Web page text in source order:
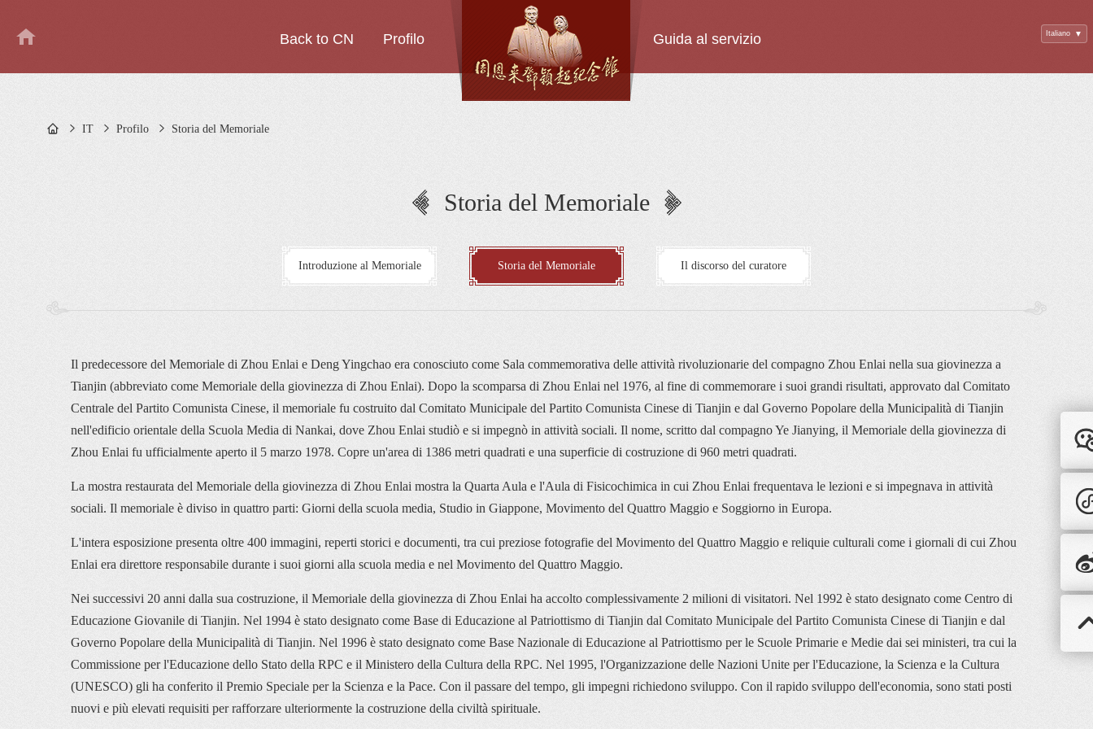
Italiano ▼
Back to CN Profilo Guida al servizio
IT Profilo Storia del Memoriale
Storia del Memoriale
Introduzione al Memoriale Storia del Memoriale Il discorso del curatore
Il predecessore del Memoriale di Zhou Enlai e Deng Yingchao era conosciuto come Sala commemorativa delle attività rivoluzionarie del compagno Zhou Enlai nella sua giovinezza a
Tianjin (abbreviato come Memoriale della giovinezza di Zhou Enlai). Dopo la scomparsa di Zhou Enlai nel 1976, al fine di commemorare i suoi grandi risultati, approvato dal Comitato
Centrale del Partito Comunista Cinese, il memoriale fu costruito dal Comitato Municipale del Partito Comunista Cinese di Tianjin e dal Governo Popolare della Municipalità di Tianjin
nell'edificio orientale della Scuola Media di Nankai, dove Zhou Enlai studiò e si impegnò in attività sociali. Il nome, scritto dal compagno Ye Jianying, il Memoriale della giovinezza di
Zhou Enlai fu ufficialmente aperto il 5 marzo 1978. Copre un'area di 1386 metri quadrati e una superficie di costruzione di 960 metri quadrati.
La mostra restaurata del Memoriale della giovinezza di Zhou Enlai mostra la Quarta Aula e l'Aula di Fisicochimica in cui Zhou Enlai frequentava le lezioni e si impegnava in attività
sociali. Il memoriale è diviso in quattro parti: Giorni della scuola media, Studio in Giappone, Movimento del Quattro Maggio e Soggiorno in Europa.
L'intera esposizione presenta oltre 400 immagini, reperti storici e documenti, tra cui preziose fotografie del Movimento del Quattro Maggio e reliquie culturali come i giornali di cui Zhou
Enlai era direttore responsabile durante i suoi giorni alla scuola media e nel Movimento del Quattro Maggio.
Nei successivi 20 anni dalla sua costruzione, il Memoriale della giovinezza di Zhou Enlai ha accolto complessivamente 2 milioni di visitatori. Nel 1992 è stato designato come Centro di
Educazione Giovanile di Tianjin. Nel 1994 è stato designato come Base di Educazione al Patriottismo di Tianjin dal Comitato Municipale del Partito Comunista Cinese di Tianjin e dal
Governo Popolare della Municipalità di Tianjin. Nel 1996 è stato designato come Base Nazionale di Educazione al Patriottismo per le Scuole Primarie e Medie dai sei ministeri, tra cui la
Commissione per l'Educazione dello Stato della RPC e il Ministero della Cultura della RPC. Nel 1995, l'Organizzazione delle Nazioni Unite per l'Educazione, la Scienza e la Cultura
(UNESCO) gli ha conferito il Premio Speciale per la Scienza e la Pace. Con il passare del tempo, gli impegni richiedono sviluppo. Con il rapido sviluppo dell'economia, sono stati posti
nuovi e più elevati requisiti per rafforzare ulteriormente la costruzione della civiltà spirituale.